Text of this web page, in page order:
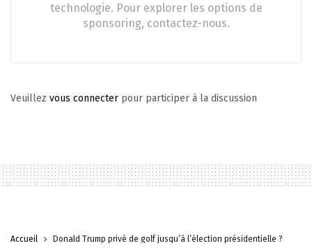
technologie. Pour explorer les options de
sponsoring, contactez-nous.
Veuillez vous connecter pour participer à la discussion
Accueil Donald Trump privé de golf jusqu’à l’élection présidentielle ?